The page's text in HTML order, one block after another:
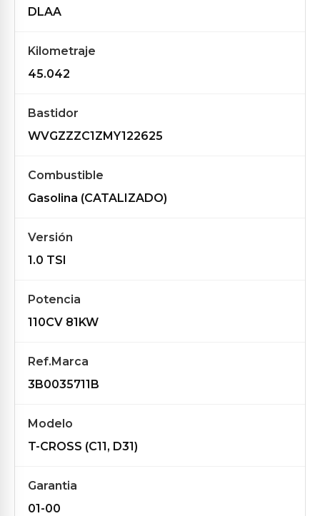
DLAA
Kilometraje
45.042
Bastidor
WVGZZZC1ZMY122625
Combustible
Gasolina (CATALIZADO)
Versión
1.0 TSI
Potencia
110CV 81KW
Ref.Marca
3B0035711B
Modelo
T-CROSS (C11, D31)
Garantia
01-00